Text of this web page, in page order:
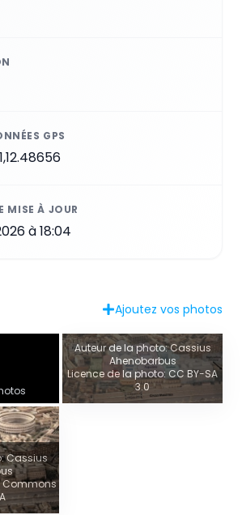
GPS
MISE À JOUR
à 18:04
Ajoutez vos photos
Auteur de la photo: Cassius
Ahenobarbus
Licence de la photo: CC BY-SA
3.0
Cassius
Commons